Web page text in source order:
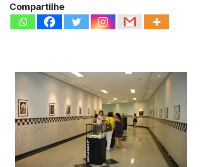
Compartilhe